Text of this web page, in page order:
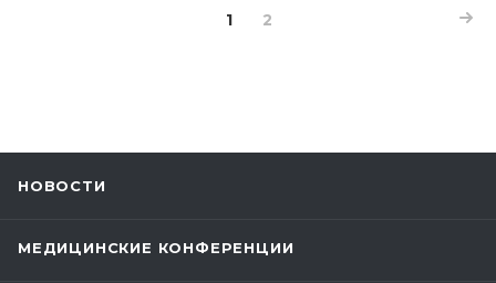
1 2
НОВОСТИ
МЕДИЦИНСКИЕ КОНФЕРЕНЦИИ